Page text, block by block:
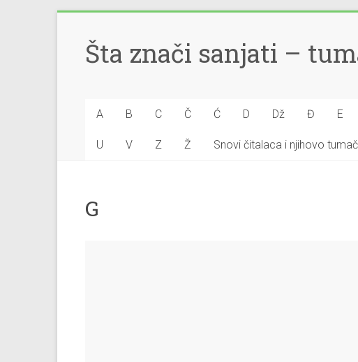
Šta znači sanjati –
A B C Č Ć D Dž Đ E
U V Z Ž Snovi čitalaca i njihovo
G